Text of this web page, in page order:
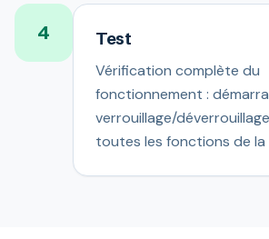
4 Test
Vérification complète du
fonctionnement :
verrouillage/
toutes les fonctions de la